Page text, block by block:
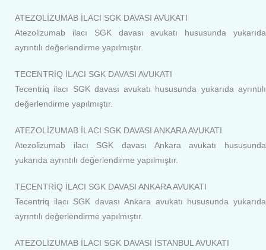
ATEZOLİZUMAB İLACI SGK DAVASI AVUKATI
Atezolizumab ilacı SGK davası avukatı hususunda yukarıda
ayrıntılı değerlendirme yapılmıştır.
TECENTRİQ İLACI SGK DAVASI AVUKATI
Tecentriq ilacı SGK davası avukatı hususunda yukarıda ayrıntılı
değerlendirme yapılmıştır.
ATEZOLİZUMAB İLACI SGK DAVASI ANKARA AVUKATI
Atezolizumab ilacı SGK davası Ankara avukatı hususunda
yukarıda ayrıntılı değerlendirme yapılmıştır.
TECENTRİQ İLACI SGK DAVASI ANKARA AVUKATI
Tecentriq ilacı SGK davası Ankara avukatı hususunda yukarıda
ayrıntılı değerlendirme yapılmıştır.
ATEZOLİZUMAB İLACI SGK DAVASI İSTANBUL AVUKATI